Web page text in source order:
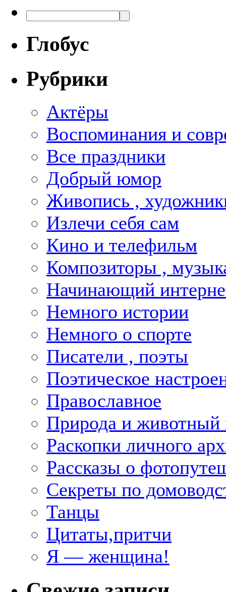
Глобус
Рубрики
Актёры
Воспоминания и
Все праздники
Добрый юмор
Живопись ,
Излечи себя сам
Кино и телефильм
Композиторы ,
Начинающий
Немного истории
Немного о спорте
Писатели , поэты
Поэтическое
Православное
Природа и животный
Раскопки личного
Рассказы о
Секреты по
Танцы
Цитаты,притчи
Я — женщина!